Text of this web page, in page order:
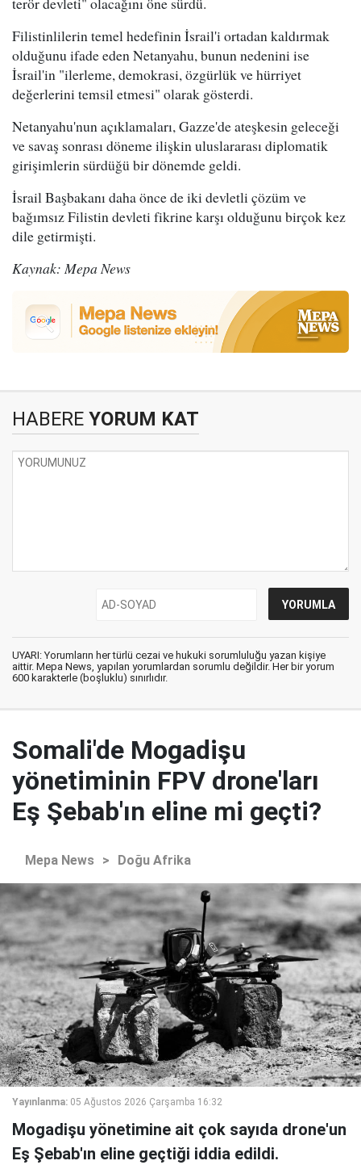
Filistinlilerin temel hedefinin İsrail'i ortadan kaldırmak
olduğunu ifade eden Netanyahu, bunun nedenini ise
İsrail'in "ilerleme, demokrasi, özgürlük ve hürriyet
değerlerini temsil etmesi" olarak gösterdi.
Netanyahu'nun açıklamaları, Gazze'de ateşkesin geleceği
ve savaş sonrası döneme ilişkin uluslararası diplomatik
girişimlerin sürdüğü bir dönemde geldi.
İsrail Başbakanı daha önce de iki devletli çözüm ve
bağımsız Filistin devleti fikrine karşı olduğunu birçok kez
dile getirmişti.
Kaynak: Mepa News
HABERE YORUM KAT
UYARI: Yorumların her türlü cezai ve hukuki sorumluluğu yazan kişiye
aittir. Mepa News, yapılan yorumlardan sorumlu değildir. Her bir yorum
600 karakterle (boşluklu) sınırlıdır.
Somali'de Mogadişu
yönetiminin FPV drone'ları
Eş Şebab'ın eline mi geçti?
Mepa News > Doğu Afrika
Yayınlanma: 05 Ağustos 2026 Çarşamba 16:32
Mogadişu yönetimine ait çok sayıda drone'un
Eş Şebab'ın eline geçtiği iddia edildi.